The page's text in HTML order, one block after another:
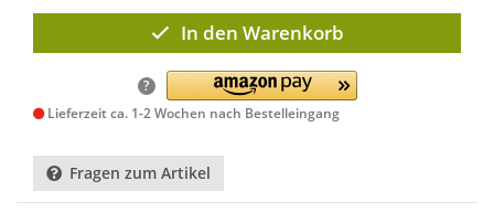
In den Warenkorb
?
Lieferzeit ca. 1-2 Wochen nach Bestelleingang
Fragen zum Artikel